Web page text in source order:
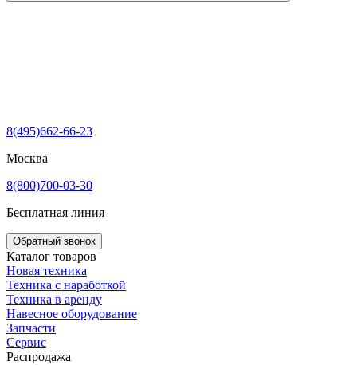
8(495)662-66-23
Москва
8(800)700-03-30
Бесплатная линия
Обратный звонок
Каталог товаров
Новая техника
Техника с наработкой
Техника в аренду
Навесное оборудование
Запчасти
Сервис
Распродажа